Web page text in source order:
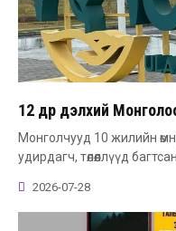
12 өдөр дэлхий
Монголчууд 10 жилийн
удирдагч, төлөөллүүд
2026-07-28